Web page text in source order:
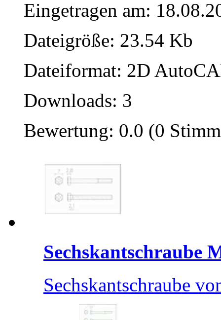
Eingetragen am:
Dateigröße: 23.54 Kb
Dateiformat: 2D
Downloads: 3
Bewertung: 0.0 (0
Sechskantschraube
Sechskantschraube